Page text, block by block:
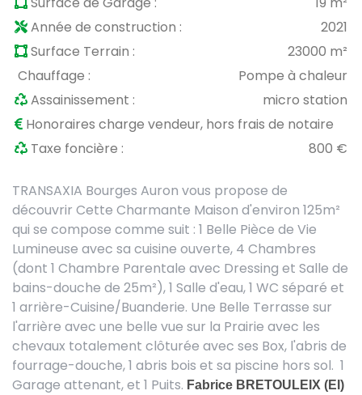
Année de construction :
2021
Surface Terrain :
23000 m²
Chauffage :
Pompe à chaleur
Assainissement :
micro station
Honoraires charge vendeur, hors frais de notaire
Taxe foncière :
800 €
TRANSAXIA Bourges Auron vous propose de
découvrir Cette Charmante Maison d'environ 125m²
qui se compose comme suit : 1 Belle Pièce de Vie
Lumineuse avec sa cuisine ouverte, 4 Chambres
(dont 1 Chambre Parentale avec Dressing et Salle de
bains-douche de 25m²), 1 Salle d'eau, 1 WC séparé et
1 arrière-Cuisine/Buanderie. Une Belle Terrasse sur
l'arrière avec une belle vue sur la Prairie avec les
chevaux totalement clôturée avec ses Box, l'abris de
fourrage-douche, 1 abris bois et sa piscine hors sol. 1
Garage attenant, et 1 Puits. Fabrice BRETOULEIX (EI)